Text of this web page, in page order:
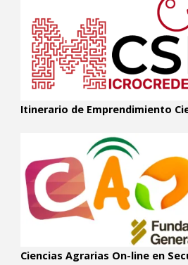
Itinerario de Emprendimiento
Ciencias Agrarias On-line en